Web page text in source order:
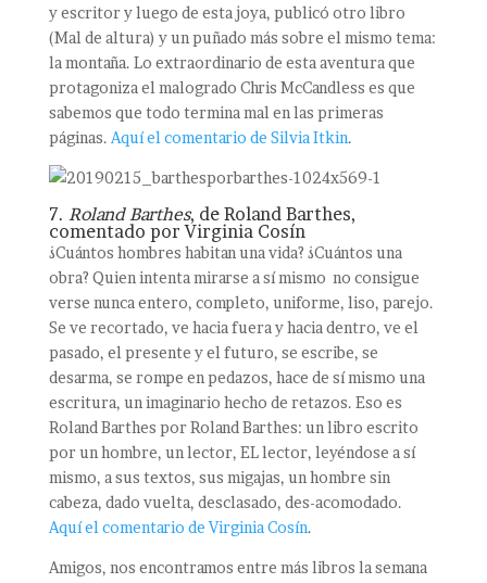
y escritor y luego de esta joya, publicó otro libro
(Mal de altura) y un puñado más sobre el mismo tema:
la montaña. Lo extraordinario de esta aventura que
protagoniza el malogrado Chris McCandless es que
sabemos que todo termina mal en las primeras
páginas. Aquí el comentario de Silvia Itkin.
7. Roland Barthes, de Roland Barthes,
comentado por Virginia Cosín
¿Cuántos hombres habitan una vida? ¿Cuántos una
obra? Quien intenta mirarse a sí mismo no consigue
verse nunca entero, completo, uniforme, liso, parejo.
Se ve recortado, ve hacia fuera y hacia dentro, ve el
pasado, el presente y el futuro, se escribe, se
desarma, se rompe en pedazos, hace de sí mismo una
escritura, un imaginario hecho de retazos. Eso es
Roland Barthes por Roland Barthes: un libro escrito
por un hombre, un lector, EL lector, leyéndose a sí
mismo, a sus textos, sus migajas, un hombre sin
cabeza, dado vuelta, desclasado, des-acomodado.
Aquí el comentario de Virginia Cosín.
Amigos, nos encontramos entre más libros la semana